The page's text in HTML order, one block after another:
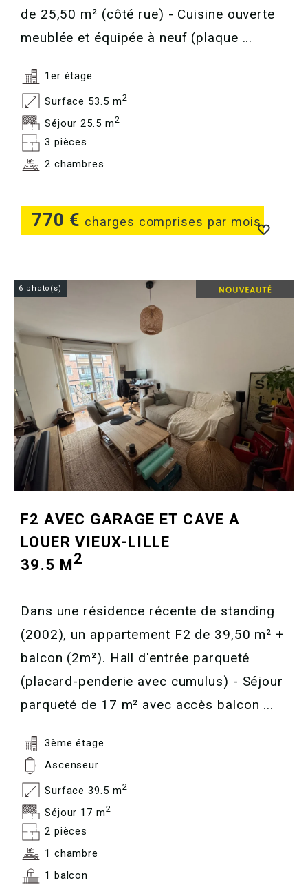
770 € charges comprises par mois
de 25,50 m² (côté rue) - Cuisine ouverte
meublée et équipée à neuf (plaque ...
1er étage
Surface 53.5 m2
Séjour 25.5 m2
3 pièces
2 chambres
6 photo(s)
F2 AVEC GARAGE ET CAVE A
LOUER VIEUX-LILLE
39.5 M2
Dans une résidence récente de standing
(2002), un appartement F2 de 39,50 m² +
balcon (2m²). Hall d'entrée parqueté
(placard-penderie avec cumulus) - Séjour
parqueté de 17 m² avec accès balcon ...
3ème étage
Ascenseur
Surface 39.5 m2
Séjour 17 m2
2 pièces
1 chambre
1 balcon